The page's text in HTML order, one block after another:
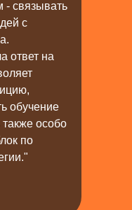
- связывать
с
ответ на
обучение
также особо
по